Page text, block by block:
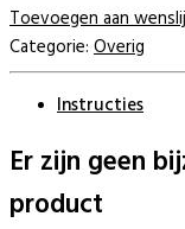
Toevoegen aan
Categorie: Overig
Instructies
Er zijn geen
product